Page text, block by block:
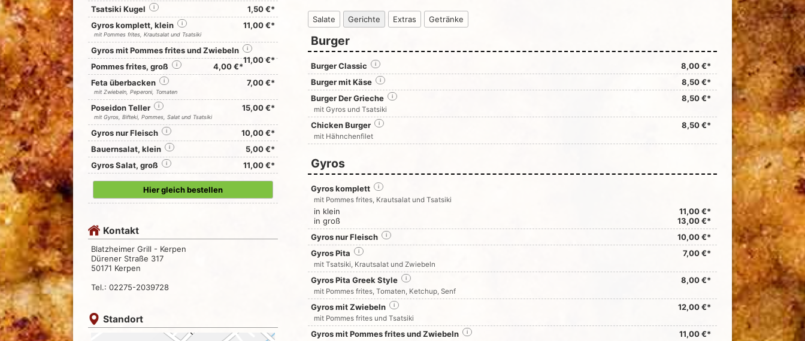
Tsatsiki Kugel i
1,50 €*
Gyros komplett, klein
i 11,00 €*
mit Pommes frites, Krautsalat und Tsatsiki
Gyros mit Pommes frites und Zwiebeln i
11,00 €*
Pommes frites, groß i
4,00 €*
Feta überbacken
i 7,00 €*
mit Zwiebeln, Peperoni, Tomaten
Poseidon Teller i 15,00 €*
mit Gyros, Bifteki, Pommes, Salat und Tsatsiki
Gyros nur Fleisch i
10,00 €*
Bauernsalat, klein
i
5,00 €*
Gyros Salat, groß
i 11,00 €*
Hier gleich bestellen
Kontakt
Blatzheimer Grill - Kerpen
Dürener Straße 317
50171 Kerpen
Tel.: 02275-2039728
Standort
Salate Gerichte Extras Getränke
Burger
Burger Classic 8,00 €*
i
Burger mit Käse 8,50 €*
i
Burger Der Grieche 8,50 €*
i
mit Gyros und Tsatsiki
Chicken Burger 8,50 €*
i
mit Hähnchenfilet
Gyros
Gyros komplett i
mit Pommes frites, Krautsalat und Tsatsiki
in klein
11,00 €*
in groß
13,00 €*
Gyros nur Fleisch
10,00 €*
i
Gyros Pita 7,00 €*
i
mit Tsatsiki, Krautsalat und Zwiebeln
Gyros Pita Greek Style 8,00 €*
i
mit Pommes frites, Tomaten, Ketchup, Senf
Gyros mit Zwiebeln 12,00 €*
i
mit Pommes frites und Tsatsiki
Gyros mit Pommes frites und Zwiebeln 11,00 €*
i